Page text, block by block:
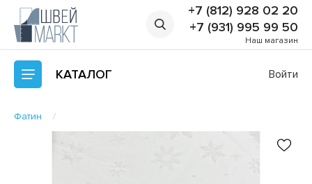
+7 (812) 928 02 20
+7 (931) 995 99 50
Наш магазин
КАТАЛОГ Войти
Фатин